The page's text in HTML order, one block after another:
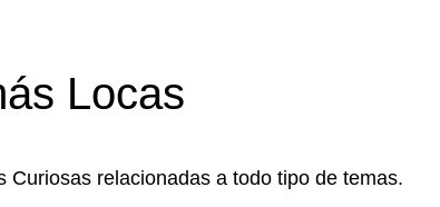
Locas
Curiosas relacionadas a todo tipo de temas.